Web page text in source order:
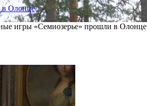
в Олонце
игры «Семиозерье» прошли в Олонце